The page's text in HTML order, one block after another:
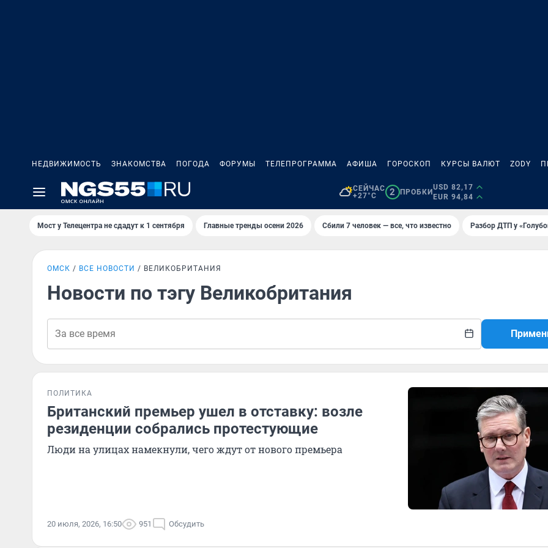
НЕДВИЖИМОСТЬ ЗНАКОМСТВА ПОГОДА ФОРУМЫ ТЕЛЕПРОГРАММА АФИША ГОРОСКОП КУРСЫ ВАЛЮТ ZODY
СЕЙЧАС
+27°C
2 ПРОБКИ
USD 82,17
EUR 94,84
Мост у Телецентра не сдадут к 1 сентября Главные тренды осени 2026 Сбили 7 человек — все, что известно Разбор ДТП у
ОМСК ВСЕ НОВОСТИ ВЕЛИКОБРИТАНИЯ
Новости по тэгу Великобритания
ПОЛИТИКА
Британский премьер ушел в отставку: возле
резиденции собрались протестующие
Люди на улицах намекнули, чего ждут от нового премьера
20 июля, 2026, 16:50 951 Обсудить